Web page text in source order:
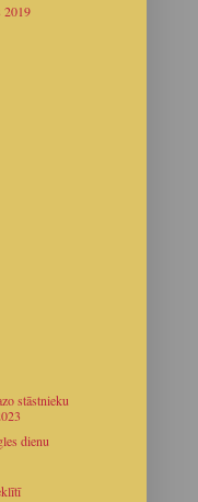
2019
stāstnieku
dienu